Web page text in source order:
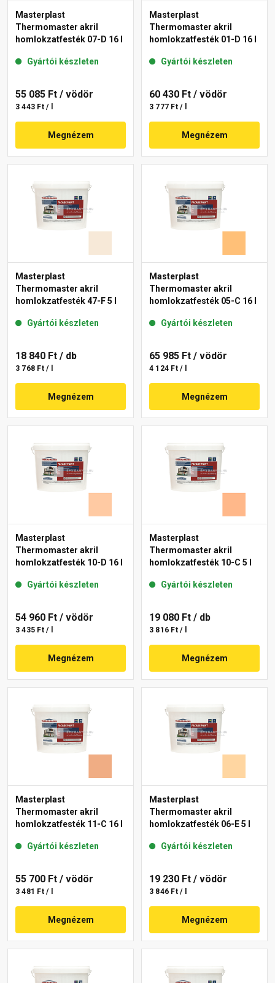
Masterplast
Thermomaster akril
homlokzatfesték 07-D 16 l
Gyártói készleten
55 085 Ft / vödör
3 443 Ft / l
Megnézem
Masterplast
Thermomaster akril
homlokzatfesték 01-D 16 l
Gyártói készleten
60 430 Ft / vödör
3 777 Ft / l
Megnézem
Masterplast
Thermomaster akril
homlokzatfesték 47-F 5 l
Gyártói készleten
18 840 Ft / db
3 768 Ft / l
Megnézem
Masterplast
Thermomaster akril
homlokzatfesték 05-C 16 l
Gyártói készleten
65 985 Ft / vödör
4 124 Ft / l
Megnézem
Masterplast
Thermomaster akril
homlokzatfesték 10-D 16 l
Gyártói készleten
54 960 Ft / vödör
3 435 Ft / l
Megnézem
Masterplast
Thermomaster akril
homlokzatfesték 10-C 5 l
Gyártói készleten
19 080 Ft / db
3 816 Ft / l
Megnézem
Masterplast
Thermomaster akril
homlokzatfesték 11-C 16 l
Gyártói készleten
55 700 Ft / vödör
3 481 Ft / l
Megnézem
Masterplast
Thermomaster akril
homlokzatfesték 06-E 5 l
Gyártói készleten
19 230 Ft / vödör
3 846 Ft / l
Megnézem